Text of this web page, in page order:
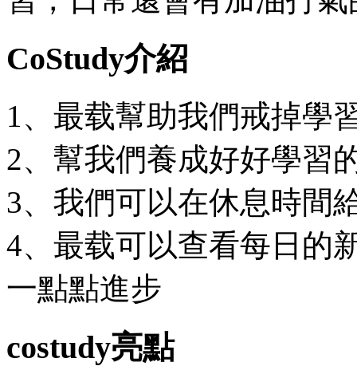
CoStudy介紹
1、最载幫助我們戒掉學
2、幫我們養成好好學習
3、我們可以在休息時間
4、最载可以查看每日的
一點點進步
costudy亮點